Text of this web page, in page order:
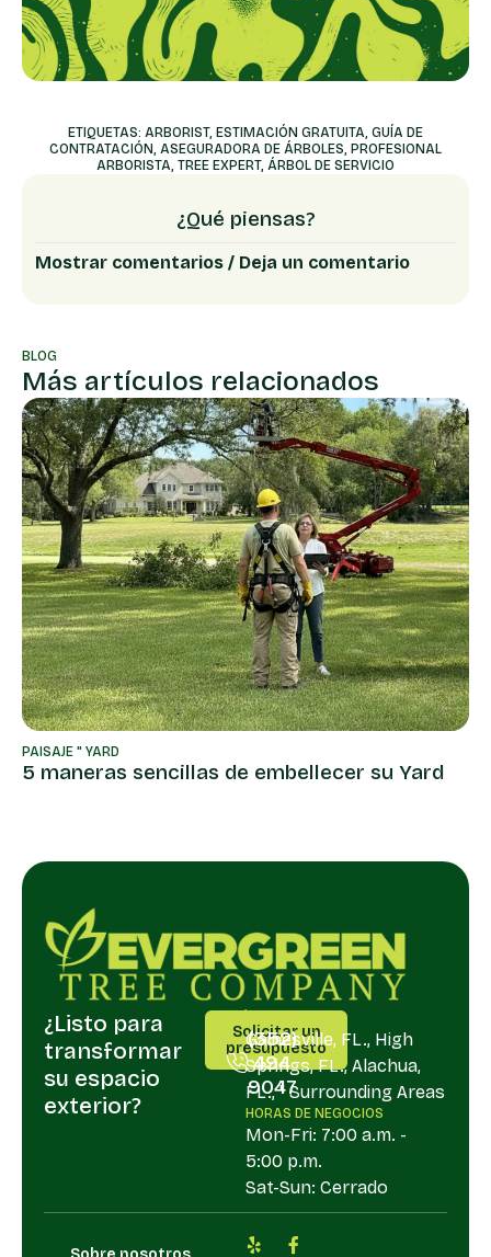
ETIQUETAS: ARBORIST, ESTIMACIÓN GRATUITA, GUÍA DE
CONTRATACIÓN, ASEGURADORA DE ÁRBOLES, PROFESIONAL
ARBORISTA, TREE EXPERT, ÁRBOL DE SERVICIO
¿Qué piensas?
Mostrar comentarios / Deja un comentario
BLOG
Más artículos relacionados
PAISAJE " YARD
5 maneras sencillas de embellecer su Yard
¿Listo para
transformar
su espacio
exterior?
Solicitar un
presupuesto
(352)
494
9047
Gainesville, FL., High
Springs, FL., Alachua,
FL., " Surrounding Areas
HORAS DE NEGOCIOS
Mon-Fri: 7:00 a.m. -
5:00 p.m.
Sat-Sun: Cerrado